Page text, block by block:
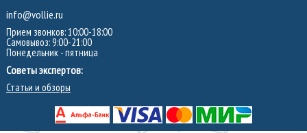
info@vollie.ru
Прием звонков: 10:00-18:00
Самовывоз: 9:00-21:00
Понедельник - пятница
Советы экспертов:
Статьи и обзоры